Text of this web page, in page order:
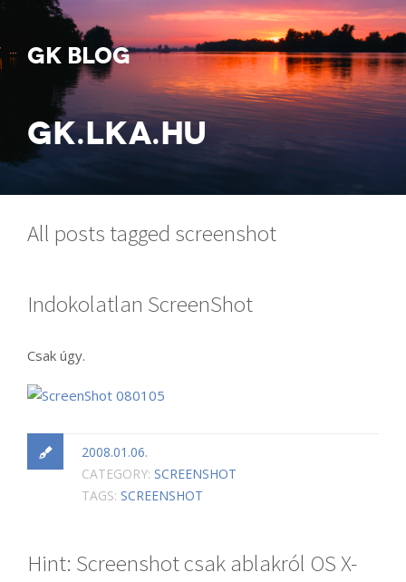
GK BLOG
GK.LKA.HU
All posts tagged screenshot
Indokolatlan ScreenShot
Csak úgy.
2008.01.06.
CATEGORY: SCREENSHOT
TAGS: SCREENSHOT
Hint: Screenshot csak ablakról OS X-